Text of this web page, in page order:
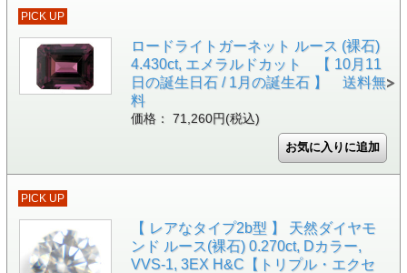
PICK UP
ロードライトガーネット ルース (裸石)
4.430ct, エメラルドカット 【 10月11
日の誕生日石 / 1月の誕生石 】 送料無
料
価格： 71,260円(税込)
PICK UP
【 レアなタイプ2b型 】 天然ダイヤモ
ンド ルース(裸石) 0.270ct, Dカラー,
VVS-1, 3EX H&C【トリプル・エクセ